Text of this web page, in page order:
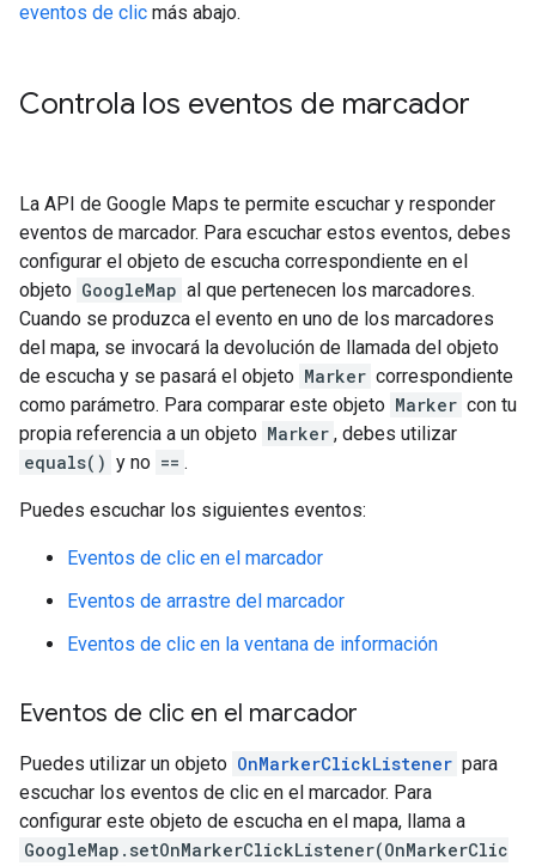
eventos de clic más abajo.
Controla los eventos de marcador
La API de Google Maps te permite escuchar y responder
eventos de marcador. Para escuchar estos eventos, debes
configurar el objeto de escucha correspondiente en el
objeto GoogleMap al que pertenecen los marcadores.
Cuando se produzca el evento en uno de los marcadores
del mapa, se invocará la devolución de llamada del objeto
de escucha y se pasará el objeto Marker correspondiente
como parámetro. Para comparar este objeto Marker con tu
propia referencia a un objeto Marker , debes utilizar
equals() y no == .
Puedes escuchar los siguientes eventos:
Eventos de clic en el marcador
Eventos de arrastre del marcador
Eventos de clic en la ventana de información
Eventos de clic en el marcador
Puedes utilizar un objeto OnMarkerClickListener para
escuchar los eventos de clic en el marcador. Para
configurar este objeto de escucha en el mapa, llama a
GoogleMap.setOnMarkerClickListener(OnMarkerClic